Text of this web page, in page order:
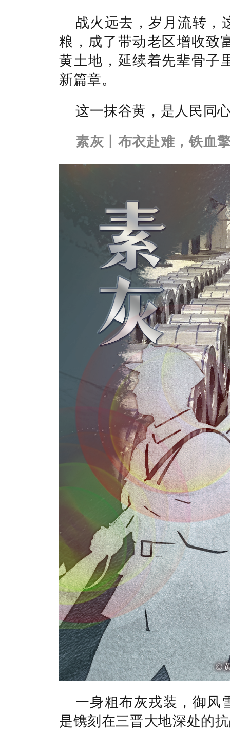
战火远去，岁月流转，
粮，成了带动老区增收致
黄土地，延续着先辈骨子
新篇章。
这一抹谷黄，是人民同
素灰丨布衣赴难，铁血
一身粗布灰戎装，御风
是镌刻在三晋大地深处的